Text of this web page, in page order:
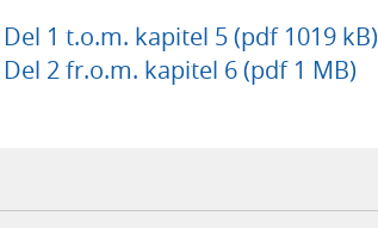
1 t.o.m. kapitel 5 (pdf 1019 kB)
2 fr.o.m. kapitel 6 (pdf 1 MB)